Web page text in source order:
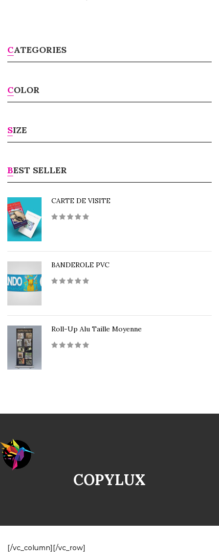
CATEGORIES
COLOR
SIZE
BEST SELLER
CARTE DE VISITE
BANDEROLE PVC
Roll-Up Alu Taille Moyenne
COPYLUX
[/vc_column][/vc_row]